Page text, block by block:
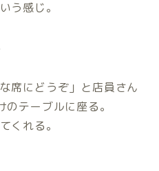
う感じ。
席にどうぞ」と店員さん
テーブルに座る。
くれる。